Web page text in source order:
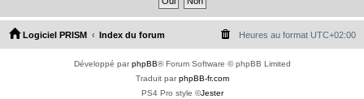
h
Logiciel PRISM Index du forum Heures au format UTC+02:00
Développé parphpBB® Forum Software © phpBB Limited
Traduit parphpBB-fr.com
PS4 Pro style ©Jester